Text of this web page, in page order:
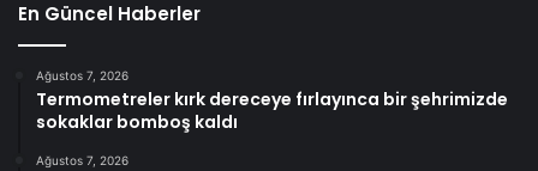
En Güncel Haberler
Ağustos 7, 2026
Termometreler kırk dereceye fırlayınca bir şehrimizde
sokaklar bomboş kaldı
Ağustos 7, 2026